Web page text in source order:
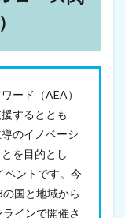
ード（AEA）
するととも
のイノベーシ
を目的とし
ベントです。今
国と地域から
インで開催さ